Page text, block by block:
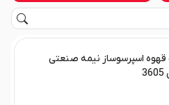
قهوه اسپرسوساز نیمه صنعتی